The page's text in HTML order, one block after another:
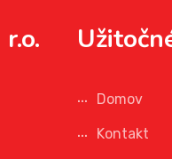
Domov
Kontakt